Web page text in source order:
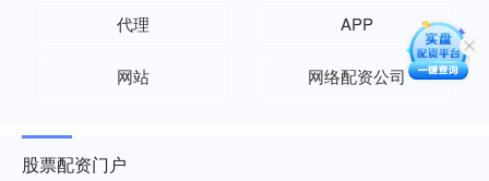
代理 APP
网站 网络配资公司
股票配资门户